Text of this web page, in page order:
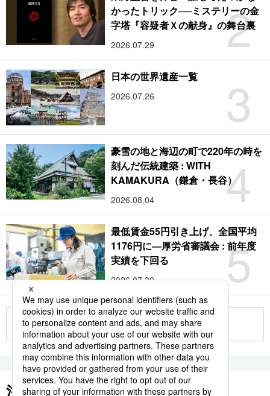
2
かったトリック──ミステリーの金
字塔『容疑者Ｘの献身』の舞台裏
2026.07.29
3
日本の世界遺産一覧
2026.07.26
4
豪雪の地と海辺の町で220年の時を
刻んだ伝統建築 : WITH
KAMAKURA（鎌倉・長谷）
2026.08.04
5
最低賃金55円引き上げ、全国平均
1176円に―厚労省審議会 : 前年度
実績を下回る
2026.07.30
もっと見る
注目のキーワード